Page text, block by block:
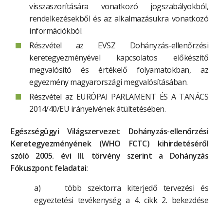
visszaszorítására vonatkozó jogszabályokból,
rendelkezésekből és az alkalmazásukra vonatkozó
információkból.
Részvétel az EVSZ Dohányzás-ellenőrzési
keretegyezményével kapcsolatos előkészítő
megvalósító és értékelő folyamatokban, az
egyezmény magyarországi megvalósításában.
Részvétel az EURÓPAI PARLAMENT ÉS A TANÁCS
2014/40/EU irányelvének átültetésében.
Egészségügyi Világszervezet Dohányzás-ellenőrzési
Keretegyezményének (WHO FCTC) kihirdetéséről
szóló 2005. évi III. törvény szerint a Dohányzás
Fókuszpont feladatai:
a) több szektorra kiterjedő tervezési és
egyeztetési tevékenység a 4. cikk 2. bekezdése